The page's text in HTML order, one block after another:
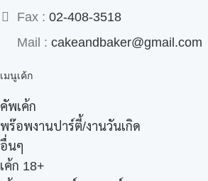
Fax : 02-408-3518
Mail : cakeandbaker@gmail.com
เมนูเค้ก
คัพเค้ก
พร๊อพงานปาร์ตี้/งานวันเกิด
อื่นๆ
เค้ก 18+